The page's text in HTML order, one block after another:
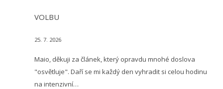
VOLBU
25. 7. 2026
Maio, děkuji za článek, který opravdu mnohé doslova
"osvětluje". Daří se mi každý den vyhradit si celou hodinu
na intenzivní…